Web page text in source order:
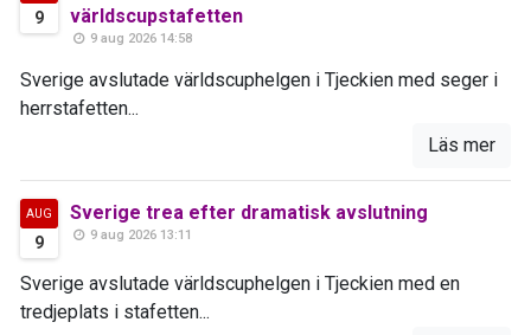
9
världscupstafetten
9 aug 2026 14:58
Sverige avslutade världscuphelgen i Tjeckien med seger i
herrstafetten...
Läs mer
AUG
9
Sverige trea efter dramatisk avslutning
9 aug 2026 13:11
Sverige avslutade världscuphelgen i Tjeckien med en
tredjeplats i stafetten...